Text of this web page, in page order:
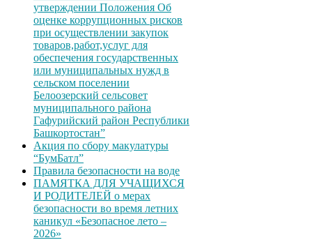
утверждении Положения Об
оценке коррупционных рисков
при осуществлении закупок
товаров,работ,услуг для
обеспечения государственных
или муниципальных нужд в
сельском поселении
Белоозерский сельсовет
муниципального района
Гафурийский район Республики
Башкортостан”
Акция по сбору макулатуры
“БумБатл”
Правила безопасности на воде
ПАМЯТКА ДЛЯ УЧАЩИХСЯ
И РОДИТЕЛЕЙ о мерах
безопасности во время летних
каникул «Безопасное лето –
2026»